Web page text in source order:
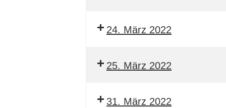
24. März 2022
25. März 2022
31. März 2022